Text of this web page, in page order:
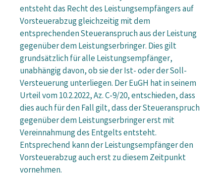
entsteht das Recht des Leistungsempfängers auf
Vorsteuerabzug gleichzeitig mit dem
entsprechenden Steueranspruch aus der Leistung
gegenüber dem Leistungserbringer. Dies gilt
grundsätzlich für alle Leistungsempfänger,
unabhängig davon, ob sie der Ist- oder der Soll-
Versteuerung unterliegen. Der EuGH hat in seinem
Urteil vom 10.2.2022, Az. C-9/20, entschieden, dass
dies auch für den Fall gilt, dass der Steueranspruch
gegenüber dem Leistungserbringer erst mit
Vereinnahmung des Entgelts entsteht.
Entsprechend kann der Leistungsempfänger den
Vorsteuerabzug auch erst zu diesem Zeitpunkt
vornehmen.